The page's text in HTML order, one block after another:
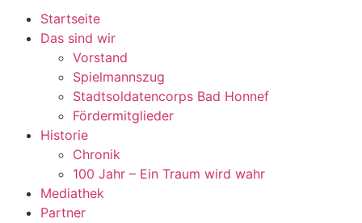
Startseite
Das sind wir
Vorstand
Spielmannszug
Stadtsoldatencorps Bad Honnef
Fördermitglieder
Historie
Chronik
100 Jahr – Ein Traum wird wahr
Mediathek
Partner